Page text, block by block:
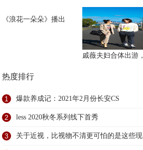
《浪花一朵朵》播出
戚薇夫妇合体出游，
热度排行
1 爆款养成记：2021年2月份长安CS
2 less 2020秋冬系列线下首秀
3 关于近视，比视物不清更可怕的是这些现